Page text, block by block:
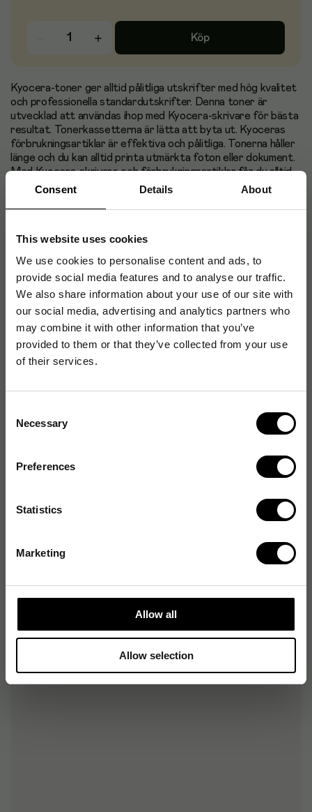
Consent Details About
This website uses cookies
We use cookies to personalise content and ads, to
provide social media features and to analyse our traffic.
We also share information about your use of our site with
our social media, advertising and analytics partners who
may combine it with other information that you’ve
provided to them or that they’ve collected from your use
of their services.
Selection
Necessary
Preferences
Statistics
Marketing
Allow all
Allow selection
Köp
Kyocera-toner ger alltid pålitliga utskrifter med hög kvalitet
och professionella standardutskrifter. Denna toner är
utvecklad att användas ihop med Kyocera-skrivare för bästa
resultat. Tonerkassetterna är lätta att byta ut. Kyoceras
förbrukningsartiklar är effektiva och pålitliga. Tonerna håller
länge och du kan alltid printa utmärkta foton eller dokument.
Med Kyocera-skrivare och förbrukningsartiklar får du alltid
ett perfekt resultat. - Kapacitet: 1 200 sidor - Kompatibel
Artikelnummer: 167287
Originalnummer: 1T02R9CNL0
EAN: 632983037508
Specifikationer